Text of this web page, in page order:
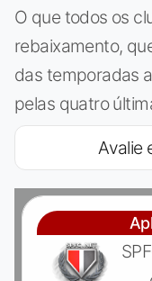
O que todos os
rebaixamento,
das temporadas
pelas quatro
Avalie